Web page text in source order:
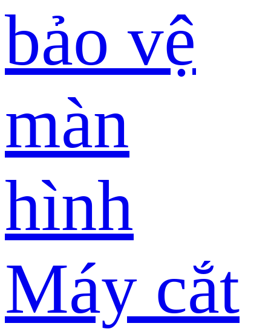
bảo vệ
màn
hình
Máy cắt